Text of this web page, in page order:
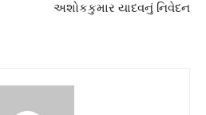
અશોકકુમાર યાદવનું નિવેદન